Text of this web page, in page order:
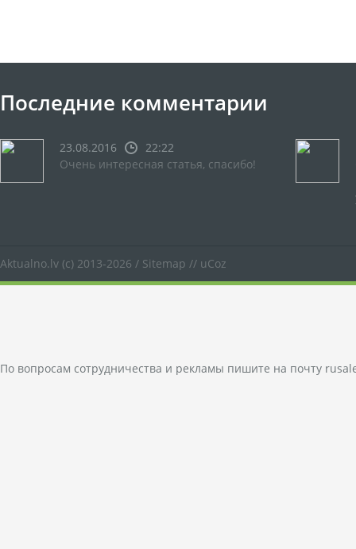
Последние комментарии
23.08.2016
22:22
Очень интересная статья, спасибо!
Aktualno.lv (c) 2013-2026 / Sitemap // uCoz
По вопросам сотрудничества и рекламы пишите на почту